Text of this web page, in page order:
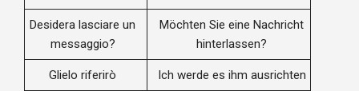
Desidera lasciare un
messaggio?
Möchten Sie eine Nachricht
hinterlassen?
Glielo riferirò Ich werde es ihm ausrichten